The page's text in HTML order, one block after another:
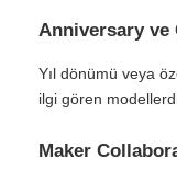
Anniversary
Yıl dönümü veya
ilgi gören
Maker